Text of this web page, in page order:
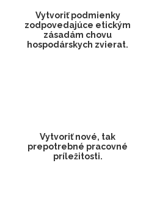
Vytvoriť podmienky
zodpovedajúce etickým
zásadám chovu
hospodárskych zvierat.
Vytvoriť nové, tak
prepotrebné pracovné
príležitosti.